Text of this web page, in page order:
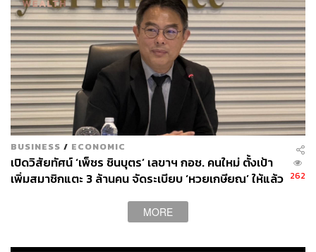
BUSINESS / ECONOMIC
เปิดวิสัยทัศน์ ‘เพ็ชร ชินบุตร’ เลขาฯ กอช. คนใหม่ ตั้งเป้า
เพิ่มสมาชิกแตะ 3 ล้านคน จัดระเบียบ ‘หวยเกษียณ’ ให้แล้ว 262
MORE